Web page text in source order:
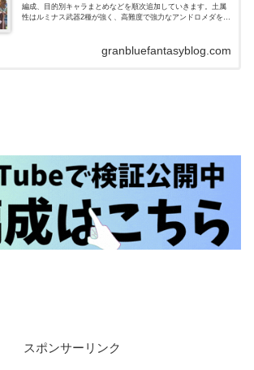
編成、目的別キャラまとめなどを順次追加していきます。土属
性はルミナス武器2種が強く、高難度で強力なアンドロメダを主
granbluefantasyblog.com
スポンサーリンク